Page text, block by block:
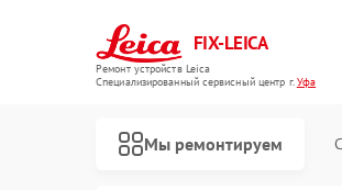
FIX-LEICA
Ремонт устройств Leica
Специализированный cервисный центр г.Уфа
Мы ремонтируем